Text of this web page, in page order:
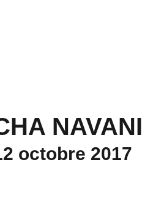
NAVANI
octobre 2017